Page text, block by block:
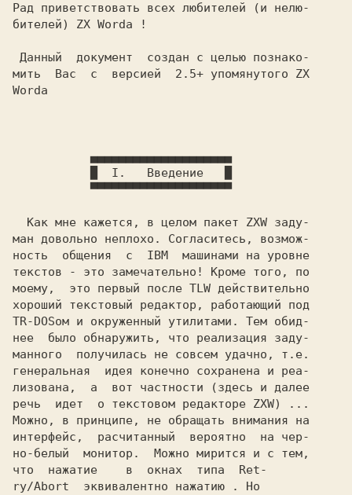
Рад приветствовать всех любителей (и нелю-
бителей) ZX Worda !
мить  Вас  с  версией  2.5+ упомянутого ZX
Worda
           ▄▄▄▄▄▄▄▄▄▄▄▄▄▄▄▄▄▄▄▄
           ▀▀▀▀▀▀▀▀▀▀▀▀▀▀▀▀▀▀▀▀
ман довольно неплохо. Согласитесь, возмож-
ность  общения  с  IBM  машинами на уровне
текстов - это замечательно! Кроме того, по
моему,  это первый после TLW действительно
хороший текстовый редактор, работающий под
TR-DOSом и окруженный утилитами. Тем обид-
нее  было обнаружить, что реализация заду-
манного  получилась не совсем удачно, т.е.
генеральная  идея конечно сохранена и реа-
лизована,  а  вот частности (здесь и далее
речь  идет  о текстовом редакторе ZXW) ...
Можно, в принципе, не обращать внимания на
интерфейс,  расчитанный  вероятно  на чер-
но-белый  монитор.  Можно мирится и с тем,
что  нажатие
  в  окнах  типа  Ret-
ry/Abort  эквивалентно нажатию
. Но